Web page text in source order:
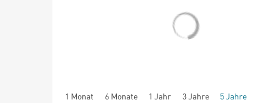
1 Monat 6 Monate 1 Jahr 3 Jahre 5 Jahre